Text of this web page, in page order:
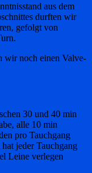
aus dem
durften wir
gefolgt von
wir noch einen Valve-
30 und 40 min
alle 10 min
pro Tauchgang
jeder Tauchgang
Leine verlegen